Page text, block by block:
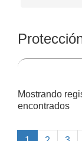
Mostrando
encontrados